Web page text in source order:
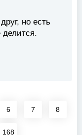
но есть
6 7 8
168